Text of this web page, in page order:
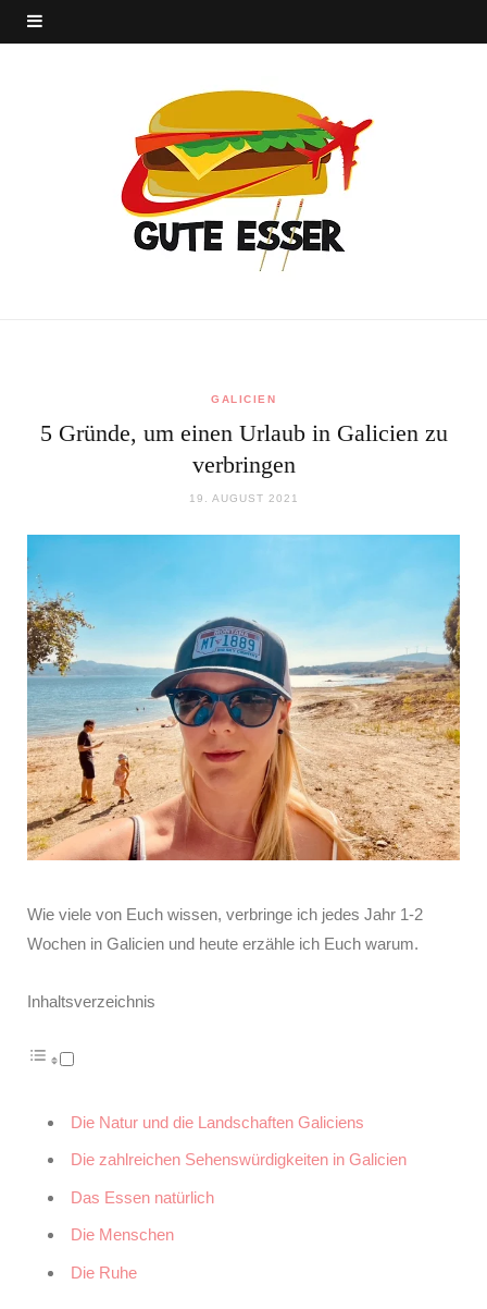
GALICIEN
5 Gründe, um einen Urlaub in Galicien zu
verbringen
19. AUGUST 2021
Wie viele von Euch wissen, verbringe ich jedes Jahr 1-2
Wochen in Galicien und heute erzähle ich Euch warum.
Inhaltsverzeichnis
Die Natur und die Landschaften Galiciens
Die zahlreichen Sehenswürdigkeiten in Galicien
Das Essen natürlich
Die Menschen
Die Ruhe